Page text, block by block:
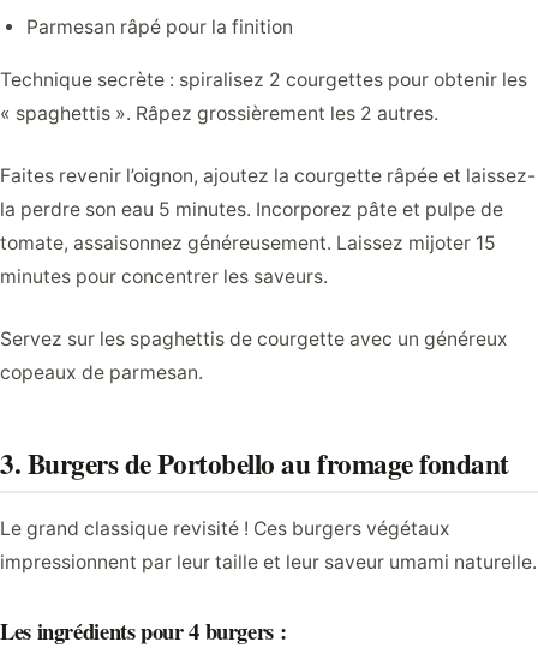
Parmesan râpé pour la finition
Technique secrète : spiralisez 2 courgettes pour obtenir les
« spaghettis ». Râpez grossièrement les 2 autres.
Faites revenir l’oignon, ajoutez la courgette râpée et laissez-
la perdre son eau 5 minutes. Incorporez pâte et pulpe de
tomate, assaisonnez généreusement. Laissez mijoter 15
minutes pour concentrer les saveurs.
Servez sur les spaghettis de courgette avec un généreux
copeaux de parmesan.
3. Burgers de Portobello au fromage fondant
Le grand classique revisité ! Ces burgers végétaux
impressionnent par leur taille et leur saveur umami naturelle.
Les ingrédients pour 4 burgers :